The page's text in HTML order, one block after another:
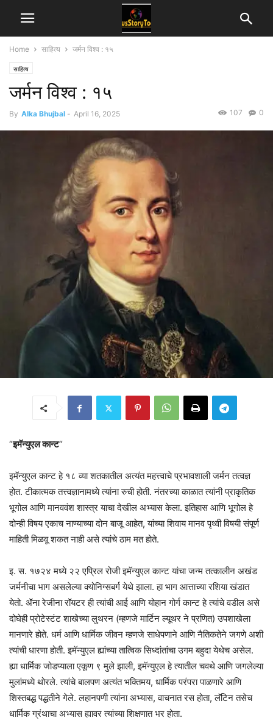
Home साहित्य जर्मन विश्व : १५
साहित्य
जर्मन विश्व : १५
By Alka Bhujbal - April 16, 2025 0
107
“इमॅन्युएल कान्ट“
इमॅन्युएल कान्ट हे १८ व्या शतकातील अत्यंत महत्त्वाचे प्रभावशाली जर्मन तत्वज्ञ
होत. टीकात्मक तत्त्वज्ञानामध्ये त्यांना रुची होती. नंतरच्या काळात त्यांनी प्राकृतिक
भूगोल आणि मानववंश शास्त्र याचा देखील अभ्यास केला. इतिहास आणि भूगोल हे
दोन्ही विषय एकाच नाण्याच्या दोन बाजू आहेत, यांच्या शिवाय मानव पृथ्वी विषयी संपूर्ण
माहिती मिळवू शकत नाही असे त्यांचे ठाम मत होते.
इ. स. १७२४ मध्ये २२ एप्रिल रोजी इमॅन्युएल कान्ट यांचा जन्म तत्कालीन अखंड
जर्मनीचा भाग असलेल्या क्योनिग्सबर्ग येथे झाला. हा भाग आत्ताच्या रशिया खंडात
येतो. ॲना रेजीना रॉयटर ही त्यांची आई आणि योहान गोर्ग कान्ट हे त्यांचे वडील असे
दोघेही प्रोटेस्टंट शाखेच्या लुथरन (म्हणजे मार्टिन ल्यूथर ने प्रणित) उपशाखेला
मानणारे होते. धर्म आणि धार्मिक जीवन म्हणजे साधेपणाने आणि नैतिकतेने जगणे अशी
त्यांची धारणा होती. इमॅन्युएल ह्यांच्या तात्विक सिध्दांतांचा उगम बहुदा येथेच असेल.
ह्या धार्मिक जोडप्याला एकूण ९ मुले झाली, इमॅन्युएल हे त्यातील चवथे आणि जगलेल्या
मुलांमध्ये थोरले. त्यांचे बालपण अत्यंत भक्तिमय, धार्मिक परंपरा पाळणारे आणि
शिस्तबद्ध पद्धतीने गेले. लहानपणी त्यांना अभ्यास, वाचनात रस होता, लॅटिन तसेच
धार्मिक ग्रंथाचा अभ्यास ह्यावर त्यांच्या शिक्षणात भर होता.